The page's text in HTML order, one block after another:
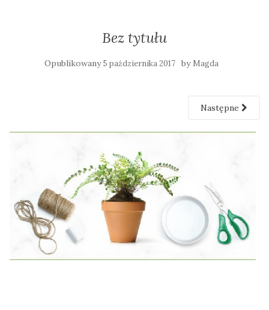
Bez tytułu
Opublikowany5 października 2017 by Magda
Następne